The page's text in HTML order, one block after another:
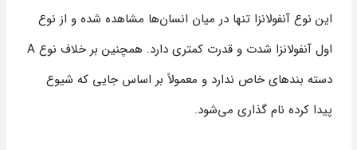
این نوع آنفولانزا تنها در میان انسان‌ها مشاهده شده و از نوع
اول آنفولانزا شدت و قدرت کمتری دارد. همچنین بر خلاف نوع A
دسته بند‌های خاص ندارد و معمولاً بر اساس جایی که شیوع
پیدا کرده نام گذاری می‌شود.